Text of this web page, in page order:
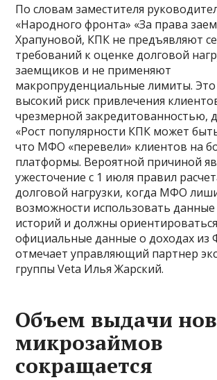
По словам заместителя
«Народного фронта» «За права
Храпуновой, КПК не предъявляют
требований к оценке долговой
заемщиков и не применяют
макропруденциальные лимиты. Это
высокий риск привлечения
чрезмерной закредитованностью,
«Рост популярности КПК может
что МФО «перевели» клиентов на
платформы. Вероятной причиной
ужесточение с 1 июля правил
долговой нагрузки, когда МФО
возможности использовать
историй и должны
официальные данные о доходах
отмечает управляющий партнер
группы Veta Илья Жарский.
Объем выдачи
микрозаймов
сокращается